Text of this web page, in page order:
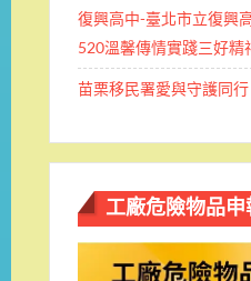
復興高中-臺北市立復興
520溫馨傳情實踐三好精
苗栗移民署愛與守護同
工廠危險物品